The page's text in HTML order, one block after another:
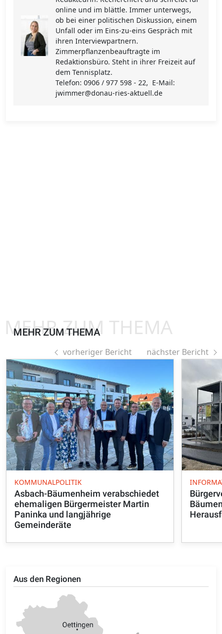
online und im blättle. Immer unterwegs,
ob bei einer politischen Diskussion, einem
Unfall oder im Eins-zu-eins Gespräch mit
ihren Interviewpartnern.
Zimmerpflanzenbeauftragte im
Redaktionsbüro. Steht in ihrer Freizeit auf
dem Tennisplatz.
Telefon: 0906 / 977 598 - 22, E-Mail:
jwimmer@donau-ries-aktuell.de
Aus den Regionen
MEHR ZUM THEMA
MEHR ZUM THEMA
vorheriger Bericht nächster Bericht
KOMMUNALPOLITIK
Asbach-Bäumenheim verabschiedet
ehemaligen Bürgermeister Martin
Paninka und langjährige
Gemeinderäte